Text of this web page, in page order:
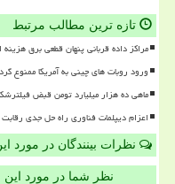
تازه ترین مطالب مرتبط
مراکز داده قربانی پنهان قطعی برق هزینه
ورود روبات های چینی به آمریکا ممنوع
ماهی ده هزار میلیارد تومن قبض
اعزام دیپلمات فناوری راه حل جدی
نظرات بینندگان در مورد
نظر شما در مورد